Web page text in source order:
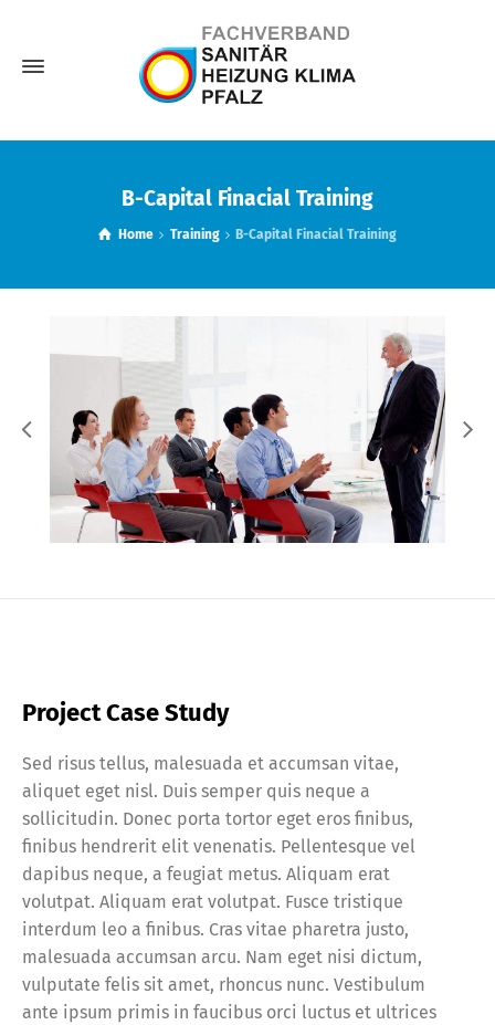
B-Capital Finacial Training
Home Training B-Capital Finacial Training
Project Case Study
Sed risus tellus, malesuada et accumsan vitae,
aliquet eget nisl. Duis semper quis neque a
sollicitudin. Donec porta tortor eget eros finibus,
finibus hendrerit elit venenatis. Pellentesque vel
dapibus neque, a feugiat metus. Aliquam erat
volutpat. Aliquam erat volutpat. Fusce tristique
interdum leo a finibus. Cras vitae pharetra justo,
malesuada accumsan arcu. Nam eget nisi dictum,
vulputate felis sit amet, rhoncus nunc. Vestibulum
ante ipsum primis in faucibus orci luctus et ultrices